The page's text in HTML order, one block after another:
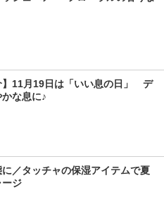
】11月19日は「いい息の日」　デ
な息に♪
／タッチャの保湿アイテムで夏
ージ